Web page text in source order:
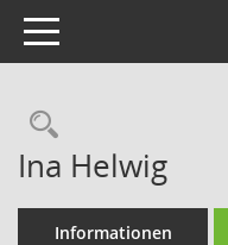
Toggle navigation
Ina Helwig
Informationen